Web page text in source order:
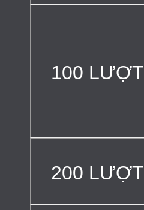
100 LƯỢT
200 LƯỢT